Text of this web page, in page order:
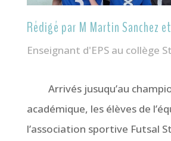
Rédigé par M Martin Sanchez
Enseignant d'EPS au collège
Arrivés jusuqu’au
académique, les élèves de
l’association sportive Futsal